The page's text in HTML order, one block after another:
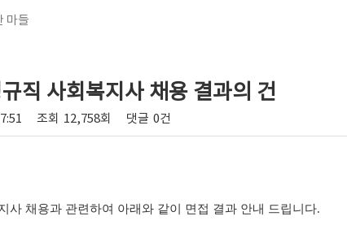
마들
직 사회복지사 채용 결과의 건
조회 12,758회 댓글 0건
사 채용과 관련하여 아래와 같이 면접 결과 안내 드립니다.